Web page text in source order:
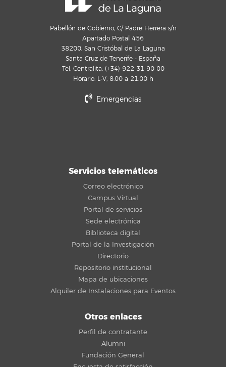
Pabellón de Gobierno, C/ Padre Herrera s/n
Apartado Postal 456
38200, San Cristóbal de La Laguna
Santa Cruz de Tenerife - España
Tel. Centralita: (+34) 922 31 90 00
Horario: L-V, 8:00 a 21:00 h
Emergencias
Servicios telemáticos
Correo electrónico
Campus Virtual
Portal de servicios
Sede electrónica
Biblioteca digital
Portal de la Investigación
Directorio
Repositorio institucional
Mapa de ubicaciones
Alquiler de Instalaciones para Eventos
Otros enlaces
Perfil de contratante
Alumni
Fundación General